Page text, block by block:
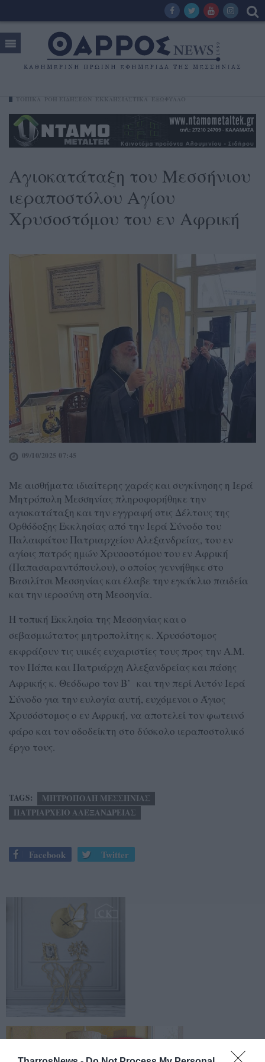
Αγιοκατάταξη του Μεσσήνιου
ιεραποστόλου Αγίου
Χρυσοστόμου του εν Αφρική
09/10/2025 07:45
Με αισθήματα ιδιαίτερης χαράς και συγκίνησης η Ιερά
Μητρόπολη Μεσσηνίας πληροφορήθηκε την
αγιοκατάταξη και την εγγραφή στις Δέλτους της
Ορθόδοξης Εκκλησίας από την Ιερά Σύνοδο του
Παλαιφάτου Πατριαρχείου Αλεξανδρείας, του εν
αγίοις πατρός ημών Χρυσοστόμου του εν Αφρική
(Παπασαραντόπουλου), ο οποίος γεννήθηκε στο
Βασιλίτσι Μεσσηνίας και έλαβε την εγκύκλιο παιδεία
και την ιεροσύνη στη Μεσσηνία.
Η τοπική Εκκλησία της Μεσσηνίας και ο
σεβασμιώτατος μητροπολίτης κ. Χρυσόστομος
εκφράζουν τις υιικές ευχαριστίες τους προς την Α.Μ.
τον Πάπα και Πατριάρχη Αλεξανδρείας και πάσης
Αφρικής κ. Θεόδωρο τον Β’ και την περί Αυτόν Ιερά
Σύνοδο για την ευλογία αυτή, ευχόμενοι ο Άγιος
Χρυσόστομος ο εν Αφρική, να αποτελεί τον φωτεινό
φάρο και τον οδοδείκτη στο δύσκολο ιεραποστολικό
έργο τους.
TAGS:
ΜΗΤΡΟΠΟΛΗ ΜΕΣΣΗΝΙΑΣ
ΠΑΤΡΙΑΡΧΕΙΟ ΑΛΕΞΑΝΔΡΕΙΑΣ
Facebook Twitter